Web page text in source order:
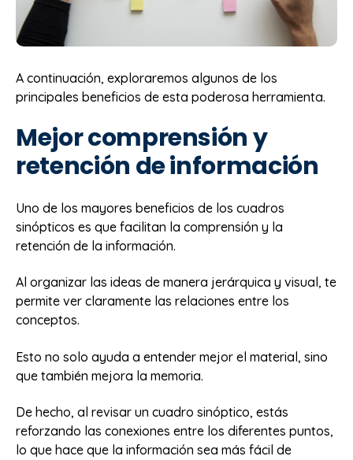
A continuación, exploraremos algunos de los
principales beneficios de esta poderosa herramienta.
Mejor comprensión y
retención de información
Uno de los mayores beneficios de los cuadros
sinópticos es que facilitan la comprensión y la
retención de la información.
Al organizar las ideas de manera jerárquica y visual, te
permite ver claramente las relaciones entre los
conceptos.
Esto no solo ayuda a entender mejor el material, sino
que también mejora la memoria.
De hecho, al revisar un cuadro sinóptico, estás
reforzando las conexiones entre los diferentes puntos,
lo que hace que la información sea más fácil de